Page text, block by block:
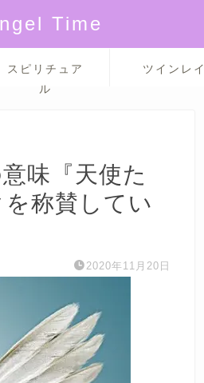
Time
スピリチュア
ル
ツインレイ
味『天使た
称賛してい
2020年11月20日